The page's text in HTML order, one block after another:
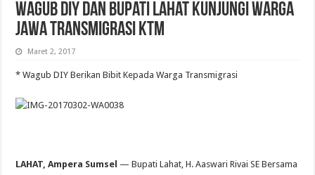
Wagub DIY dan Bupati Lahat Kunjungi Warga
Jawa Transmigrasi KTM
Maret 2, 2017
* Wagub DIY Berikan Bibit Kepada Warga Transmigrasi
LAHAT, Ampera Sumsel — Bupati Lahat, H. Aaswari Rivai SE Bersama